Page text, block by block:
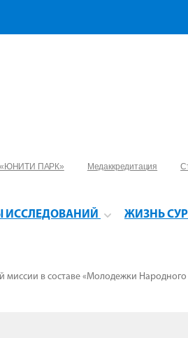
ПАРК» Медаккредитация
ИССЛЕДОВАНИЙ ЖИЗНЬ
миссии в составе «Молодежки